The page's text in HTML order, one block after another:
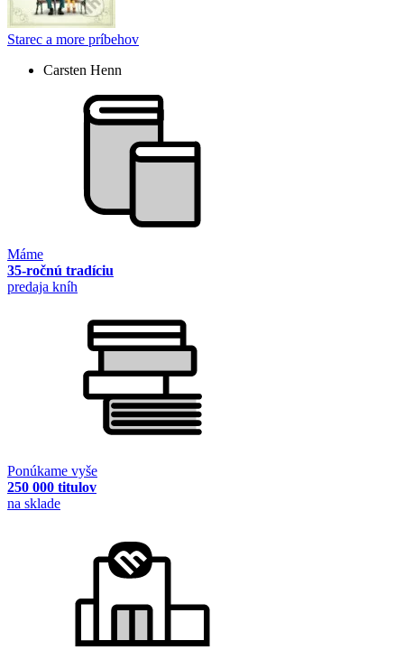
Starec a more príbehov
Carsten Henn
Máme
35-ročnú tradíciu
predaja kníh
Ponúkame vyše
250 000 titulov
na sklade